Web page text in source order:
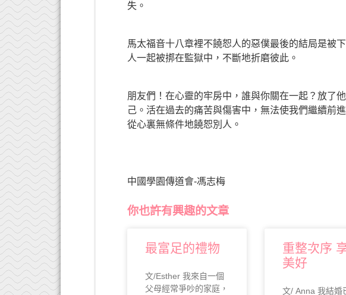
失。
馬太福音十八章裡不饒恕人的惡僕最後的結局是被
人一起被挷在監獄中，不斷地折磨彼此。
朋友們！在心靈的牢房中，誰與你關在一起？放了
己。活在過去的痛苦與傷害中，無法使我們繼續前
從心裏無條件地饒恕別人。
中國學園傳道會-馮志梅
你也許有興趣的文章
最富足的禮物
文/Esther 我來自一個
父母經常爭吵的家庭，
重整次序
美好
文/ Anna 我結婚